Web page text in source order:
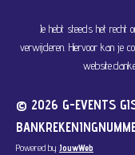
Je hebt steeds het recht
verwijderen. Hiervoor kan je
© 2026 G-EVENTS
Powered by JouwWeb